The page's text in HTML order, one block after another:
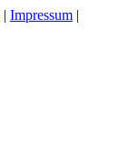
| Impressum |